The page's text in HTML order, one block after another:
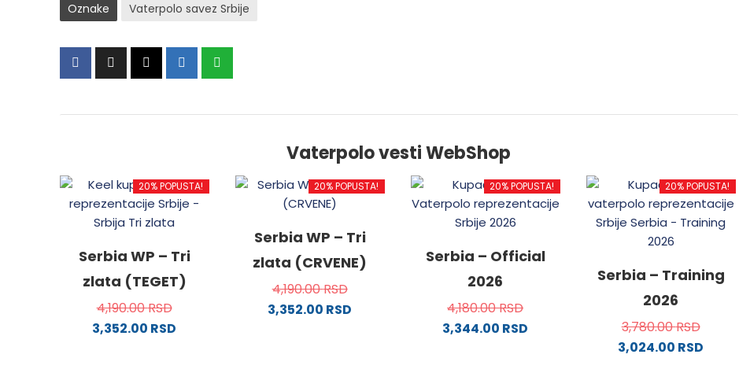
Oznake Vaterpolo savez Srbije
Vaterpolo vesti WebShop
20% POPUSTA!
Serbia WP – Tri
zlata (TEGET)
4,190.00RSD
3,352.00 RSD
20% POPUSTA!
Serbia WP – Tri
zlata (CRVENE)
4,190.00RSD
3,352.00 RSD
20% POPUSTA!
Serbia – Official
2026
4,180.00RSD
3,344.00 RSD
20% POPUSTA!
Serbia – Training
2026
3,780.00RSD
3,024.00 RSD